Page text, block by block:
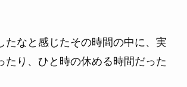
たなと感じたその時間の中に、実
たり、ひと時の休める時間だった